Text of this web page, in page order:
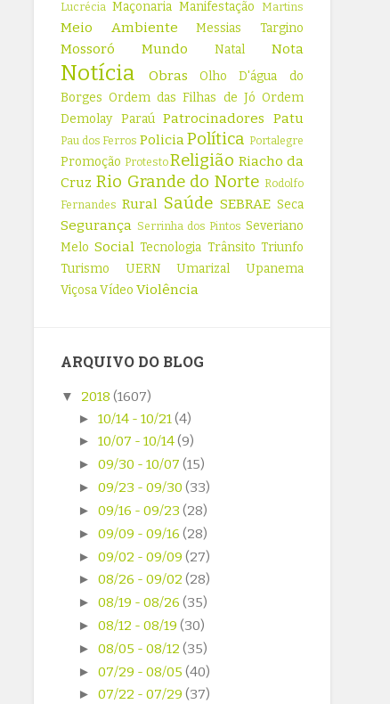
Lucrécia Maçonaria Manifestação Martins
Meio Ambiente Messias Targino
Mossoró Mundo Natal Nota
Notícia Obras
Olho D'água do
Borges Ordem das Filhas de Jó Ordem
Demolay Paraú Patrocinadores Patu
Pau dos Ferros PoliciaPolítica Portalegre
Promoção ProtestoReligião Riacho da
Cruz Rio Grande do Norte Rodolfo
Fernandes Rural Saúde SEBRAE Seca
Segurança Serrinha dos Pintos Severiano
Melo Social Tecnologia Trânsito Triunfo
Turismo
UERN Umarizal
Upanema
ViçosaVídeo Violência
ARQUIVO DO BLOG
▼ 2018(1607)
► 10/14 - 10/21(4)
► 10/07 - 10/14(9)
► 09/30 - 10/07 (15)
► 09/23 - 09/30 (33)
► 09/16 - 09/23 (28)
► 09/09 - 09/16 (28)
► 09/02 - 09/09 (27)
► 08/26 - 09/02 (28)
► 08/19 - 08/26 (35)
► 08/12 - 08/19 (30)
► 08/05 - 08/12 (35)
► 07/29 - 08/05 (40)
► 07/22 - 07/29 (37)